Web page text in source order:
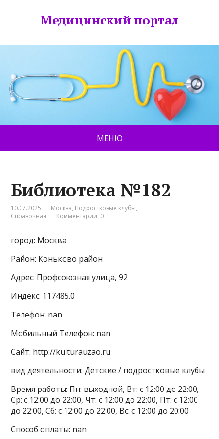
Медицинский портал
МЕНЮ
Библиотека №182
10.07.2025 Москва, Подростковые клубы,
Справочная
Комментарии: 0
город: Москва
Район: Коньково район
Адрес: Профсоюзная улица, 92
Индекс: 117485.0
Телефон: nan
Мобильный Телефон: nan
Сайт: http://kulturauzao.ru
вид деятельности: Детские / подростковые клубы
Время работы: Пн: выходной, Вт: с 12:00 до 22:00,
Ср: с 12:00 до 22:00, Чт: с 12:00 до 22:00, Пт: с 12:00
до 22:00, Сб: с 12:00 до 22:00, Вс: с 12:00 до 20:00
Способ оплаты: nan